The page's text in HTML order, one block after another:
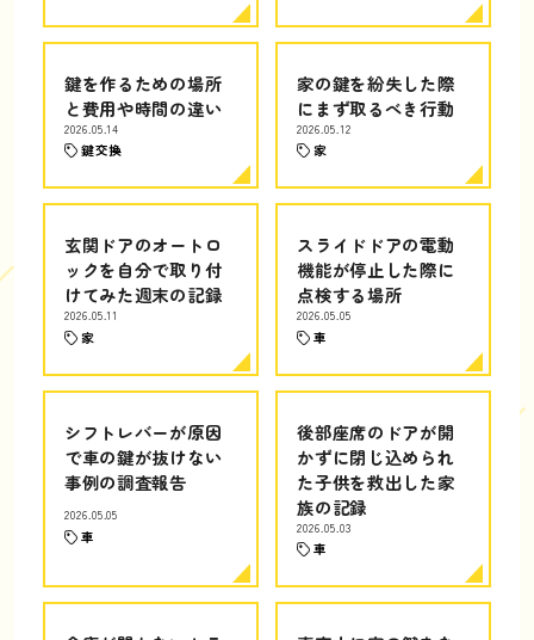
鍵を作るための場所
と費用や時間の違い
2026.05.14
鍵交換
家の鍵を紛失した際
にまず取るべき行動
2026.05.12
家
玄関ドアのオートロ
ックを自分で取り付
けてみた週末の記録
2026.05.11
家
スライドドアの電動
機能が停止した際に
点検する場所
2026.05.05
車
シフトレバーが原因
で車の鍵が抜けない
事例の調査報告
2026.05.05
車
後部座席のドアが開
かずに閉じ込められ
た子供を救出した家
族の記録
2026.05.03
車